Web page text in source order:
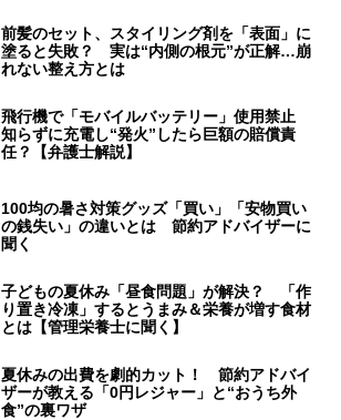
前髪のセット、スタイリング剤を「表面」に
塗ると失敗？ 実は“内側の根元”が正解…崩
れない整え方とは
飛行機で「モバイルバッテリー」使用禁止
知らずに充電し“発火”したら巨額の賠償責
任？【弁護士解説】
100均の暑さ対策グッズ「買い」「安物買い
の銭失い」の違いとは 節約アドバイザーに
聞く
子どもの夏休み「昼食問題」が解決？ 「作
り置き冷凍」するとうまみ＆栄養が増す食材
とは【管理栄養士に聞く】
夏休みの出費を劇的カット！ 節約アドバイ
ザーが教える「0円レジャー」と“おうち外
食”の裏ワザ